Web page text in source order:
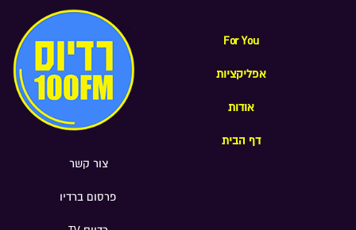
For You
אפליקציות
אודות
דף הבית
צור קשר
פרסום ברדיו